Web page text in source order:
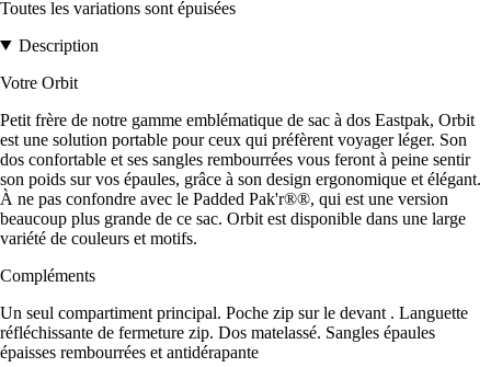
Toutes les variations sont épuisées
Description
Votre Orbit
Petit frère de notre gamme emblématique de sac à dos Eastpak, Orbit
est une solution portable pour ceux qui préfèrent voyager léger. Son
dos confortable et ses sangles rembourrées vous feront à peine sentir
son poids sur vos épaules, grâce à son design ergonomique et élégant.
À ne pas confondre avec le Padded Pak'r®®, qui est une version
beaucoup plus grande de ce sac. Orbit est disponible dans une large
variété de couleurs et motifs.
Compléments
Un seul compartiment principal. Poche zip sur le devant . Languette
réfléchissante de fermeture zip. Dos matelassé. Sangles épaules
épaisses rembourrées et antidérapante